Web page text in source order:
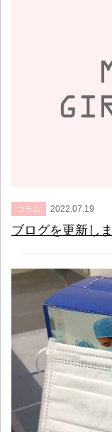
コラム 2022.07.19
ブログを更新し